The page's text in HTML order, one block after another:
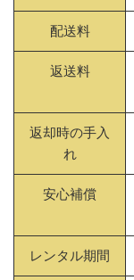
配送料
返送料
返却時の手入
れ
安心補償
レンタル期間